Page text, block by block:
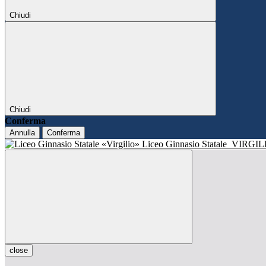
Chiudi
Chiudi
Conferma
Annulla Conferma
Liceo Ginnasio Statale
close